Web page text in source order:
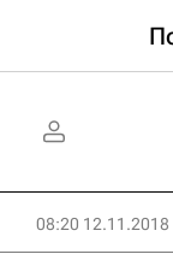
08:20 12.11.2018